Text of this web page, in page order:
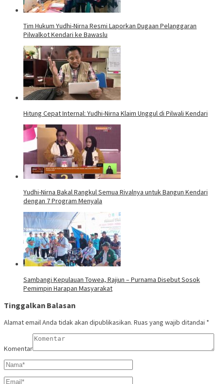
Tim Hukum Yudhi-Nirna Resmi Laporkan Dugaan Pelanggaran
Pilwalkot Kendari ke Bawaslu
Hitung Cepat Internal: Yudhi-Nirna Klaim Unggul di Pilwali Kendari
Yudhi-Nirna Bakal Rangkul Semua Rivalnya untuk Bangun Kendari
dengan 7 Program Menyala
Sambangi Kepulauan Towea, Rajiun – Purnama Disebut Sosok
Pemimpin Harapan Masyarakat
Tinggalkan Balasan
Alamat email Anda tidak akan dipublikasikan. Ruas yang wajib ditandai *
Komentar